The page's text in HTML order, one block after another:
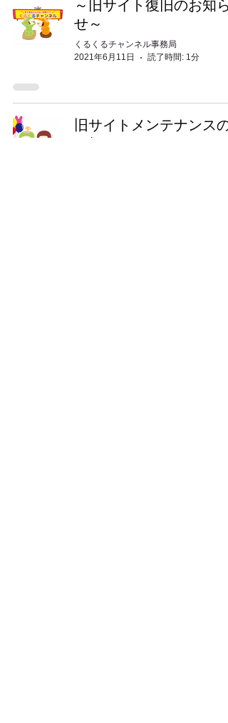
～旧サイト復旧のお知ら
せ～
くるくるチャンネル事務局
2021年6月11日
読了時間: 1分
旧サイトメンテナンスの
お知らせ